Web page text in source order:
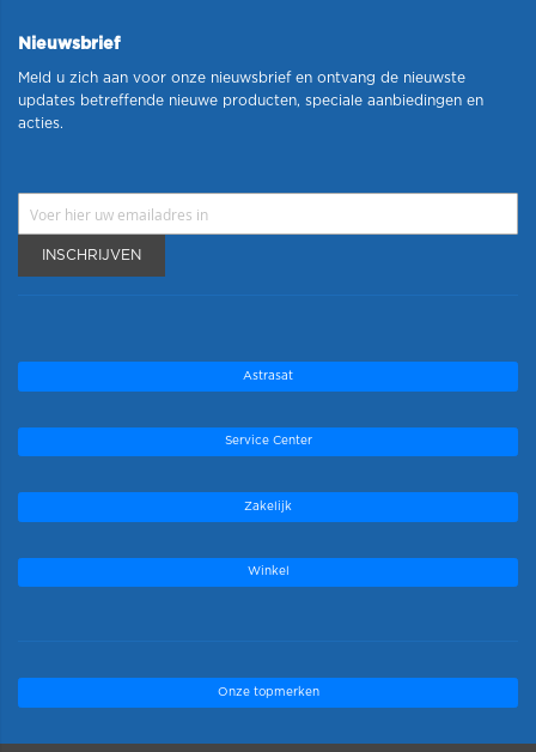
Nieuwsbrief
Meld u zich aan voor onze nieuwsbrief en ontvang de nieuwste
updates betreffende nieuwe producten, speciale aanbiedingen en
acties.
INSCHRIJVEN
Astrasat
Service Center
Zakelijk
Winkel
Onze topmerken